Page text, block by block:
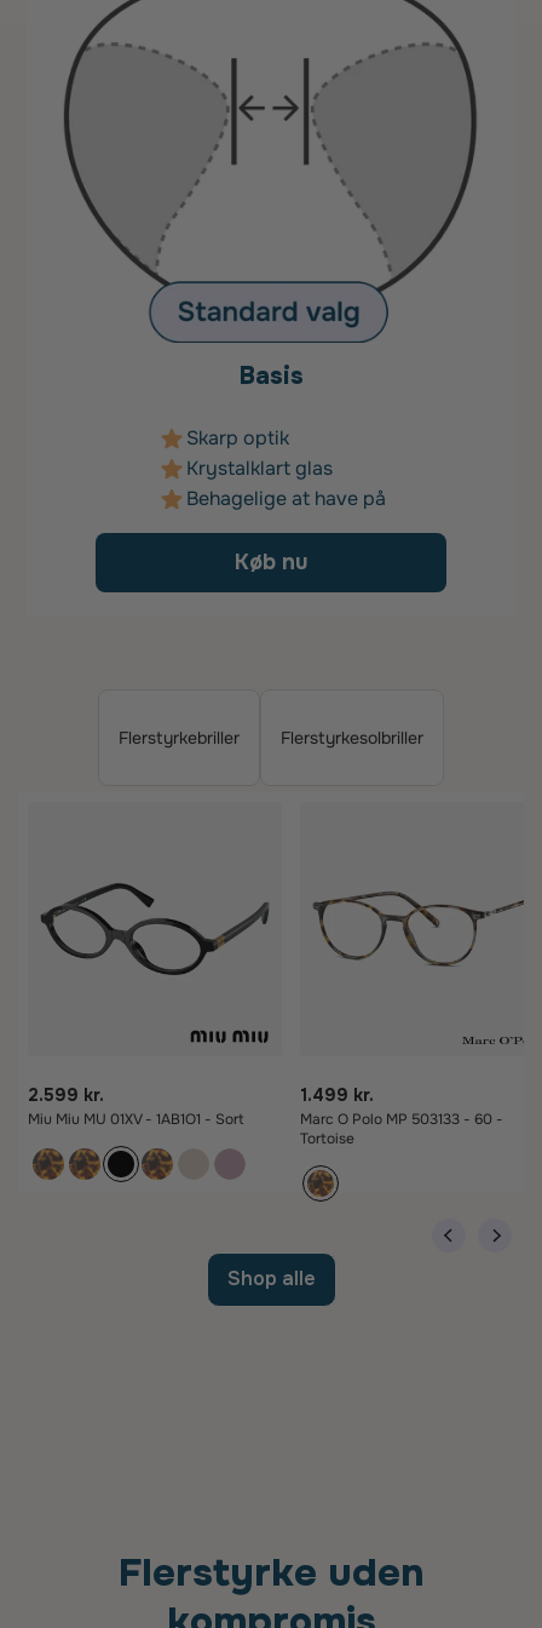
Basis
Skarp optik
Krystalklart glas
Behagelige at have på
Køb nu
Flerstyrkebriller Flerstyrkesolbriller
2.599 kr.
Miu Miu MU 01XV - 1AB1O1 - Sort
1.499 kr.
Marc O Polo MP 503133 - 60 -
Tortoise
Shop alle
Flerstyrke uden